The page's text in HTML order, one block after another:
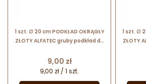
1 szt. ∅ 20 cm PODKŁAD OKRĄGŁY
ZŁOTY ALFATEC gruby podkład do
Cena
9,00 zł
9,00 zł / 1 szt.
1 szt. ∅
ZŁOTY